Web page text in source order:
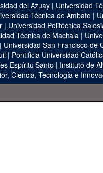
del Azuay | Universidad
Técnica de Ambato |
| Universidad Politécnica
Técnica de Machala |
| Universidad San Francisco de
| Pontificia Universidad
Espíritu Santo | Instituto de
Ciencia, Tecnología e